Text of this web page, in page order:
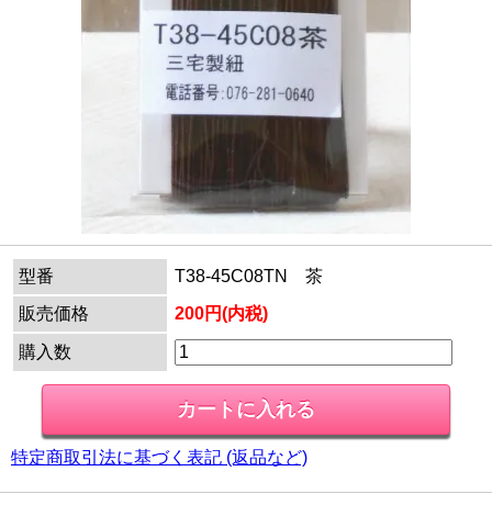
型番
T38-45C08TN 茶
販売価格
200円(内税)
購入数
特定商取引法に基づく表記 (返品など)